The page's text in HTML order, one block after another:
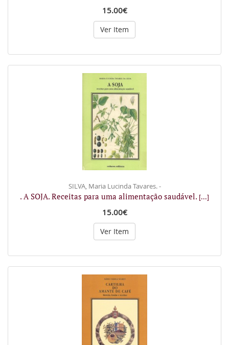
15.00€
Ver Item
SILVA, Maria Lucinda Tavares. -
. A SOJA. Receitas para uma alimentação saudável. [...]
15.00€
Ver Item